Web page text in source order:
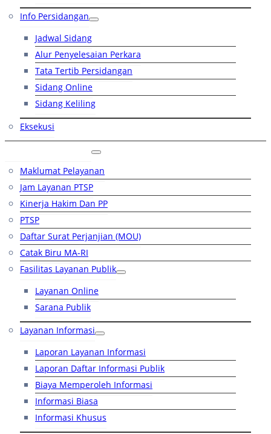
Info Persidangan
Jadwal Sidang
Alur Penyelesaian Perkara
Tata Tertib Persidangan
Sidang Online
Sidang Keliling
Eksekusi
Maklumat Pelayanan
Jam Layanan PTSP
Kinerja Hakim Dan PP
PTSP
Daftar Surat Perjanjian (MOU)
Catak Biru MA-RI
Fasilitas Layanan Publik
Layanan Online
Sarana Publik
Layanan Informasi
Laporan Layanan Informasi
Laporan Daftar Informasi Publik
Biaya Memperoleh Informasi
Informasi Biasa
Informasi Khusus